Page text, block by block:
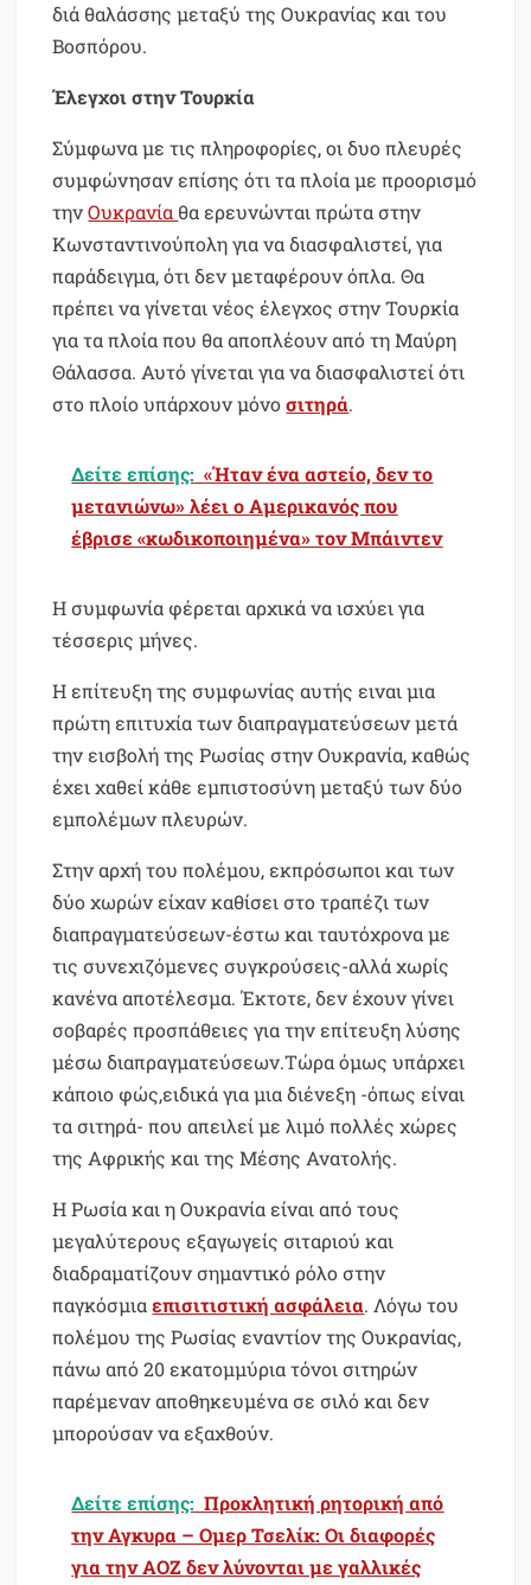
διά θαλάσσης μεταξύ της Ουκρανίας και του
Βοσπόρου.
Έλεγχοι στην Τουρκία
Σύμφωνα με τις πληροφορίες, οι δυο πλευρές
συμφώνησαν επίσης ότι τα πλοία με προορισμό
τηνΟυκρανία θα ερευνώνται πρώτα στην
Κωνσταντινούπολη για να διασφαλιστεί, για
παράδειγμα, ότι δεν μεταφέρουν όπλα. Θα
πρέπει να γίνεται νέος έλεγχος στην Τουρκία
για τα πλοία που θα αποπλέουν από τη Μαύρη
Θάλασσα. Αυτό γίνεται για να διασφαλιστεί ότι
στο πλοίο υπάρχουν μόνοσιτηρά.
Δείτε επίσης: «Ήταν ένα αστείο, δεν το
μετανιώνω» λέει ο Αμερικανός που
έβρισε «κωδικοποιημένα» τον Μπάιντεν
Η συμφωνία φέρεται αρχικά να ισχύει για
τέσσερις μήνες.
Η επίτευξη της συμφωνίας αυτής ειναι μια
πρώτη επιτυχία των διαπραγματεύσεων μετά
την εισβολή της Ρωσίας στην Ουκρανία, καθώς
έχει χαθεί κάθε εμπιστοσύνη μεταξύ των δύο
εμπολέμων πλευρών.
Στην αρχή του πολέμου, εκπρόσωποι και των
δύο χωρών είχαν καθίσει στο τραπέζι των
διαπραγματεύσεων-έστω και ταυτόχρονα με
τις συνεχιζόμενες συγκρούσεις-αλλά χωρίς
κανένα αποτέλεσμα. Έκτοτε, δεν έχουν γίνει
σοβαρές προσπάθειες για την επίτευξη λύσης
μέσω διαπραγματεύσεων.Τώρα όμως υπάρχει
κάποιο φώς,ειδικά για μια διένεξη -όπως είναι
τα σιτηρά- που απειλεί με λιμό πολλές χώρες
της Αφρικής και της Μέσης Ανατολής.
Η Ρωσία και η Ουκρανία είναι από τους
μεγαλύτερους εξαγωγείς σιταριού και
διαδραματίζουν σημαντικό ρόλο στην
παγκόσμιαεπισιτιστική ασφάλεια. Λόγω του
πολέμου της Ρωσίας εναντίον της Ουκρανίας,
πάνω από 20 εκατομμύρια τόνοι σιτηρών
παρέμεναν αποθηκευμένα σε σιλό και δεν
μπορούσαν να εξαχθούν.
Δείτε επίσης: Προκλητική ρητορική από
την Αγκυρα – Ομερ Τσελίκ: Οι διαφορές
για την ΑΟΖ δεν λύνονται με γαλλικές